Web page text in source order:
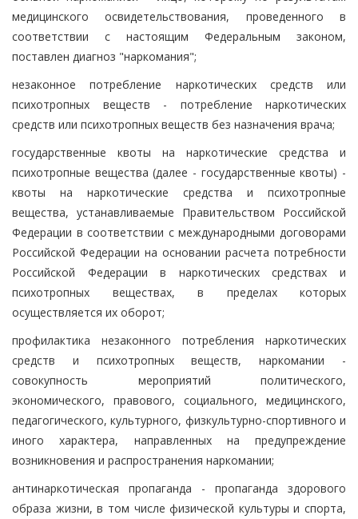
медицинского освидетельствования, проведенного в
соответствии с настоящим Федеральным законом,
поставлен диагноз "наркомания";
незаконное потребление наркотических средств или
психотропных веществ - потребление наркотических
средств или психотропных веществ без назначения врача;
государственные квоты на наркотические средства и
психотропные вещества (далее - государственные квоты) -
квоты на наркотические средства и психотропные
вещества, устанавливаемые Правительством Российской
Федерации в соответствии с международными договорами
Российской Федерации на основании расчета потребности
Российской Федерации в наркотических средствах и
психотропных веществах, в пределах которых
осуществляется их оборот;
профилактика незаконного потребления наркотических
средств и психотропных веществ, наркомании -
совокупность мероприятий политического,
экономического, правового, социального, медицинского,
педагогического, культурного, физкультурно-спортивного и
иного характера, направленных на предупреждение
возникновения и распространения наркомании;
антинаркотическая пропаганда - пропаганда здорового
образа жизни, в том числе физической культуры и спорта,